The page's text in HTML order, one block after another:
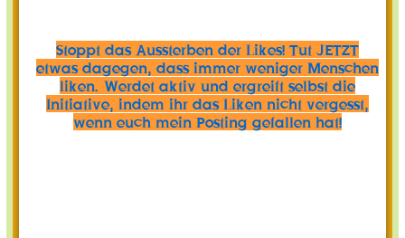
Stoppt das Aussterben der Likes! Tut JETZT
etwas dagegen, dass immer weniger Menschen
liken. Werdet aktiv und ergreift selbst die
Initiative, indem ihr das Liken nicht vergesst,
wenn euch mein Posting gefallen hat!